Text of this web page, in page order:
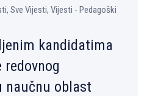
Sve Vijesti, Vijesti - Pedagoški
kandidatima
naučnu oblast